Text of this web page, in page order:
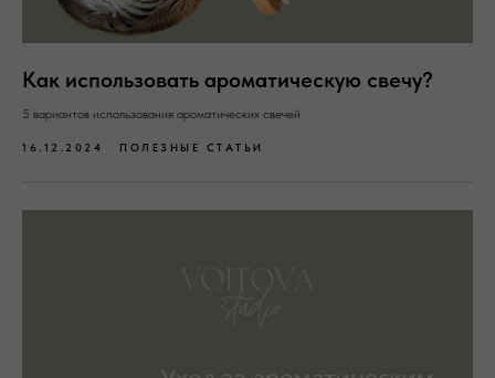
Как использовать ароматическую свечу?
5 вариантов использования ароматических свечей
16.12.2024 ПОЛЕЗНЫЕ СТАТЬИ